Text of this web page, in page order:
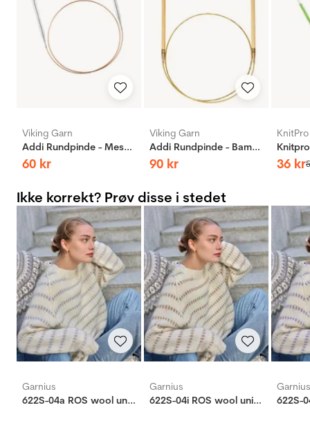
Viking Garn
Addi Rundpinde - Messing
60 kr
Viking Garn
Addi Rundpinde - Bambus
90 kr
KnitPro
36 kr
Ikke korrekt? Prøv disse i stedet
Garnius
622S-04a ROS wool unisex
Garnius
622S-04i ROS wool unisex
Garnius